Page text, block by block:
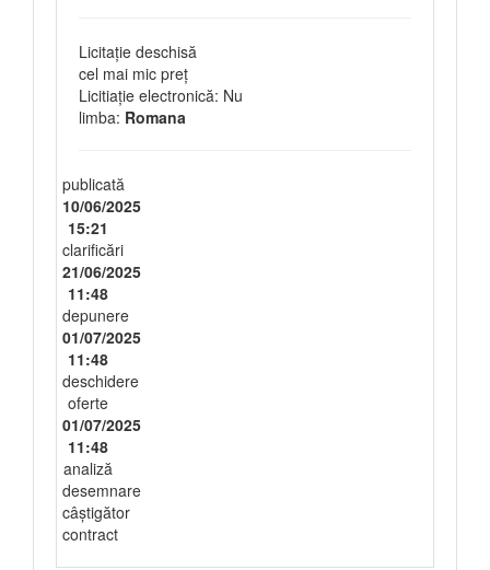
Licitație deschisă
cel mai mic preț
Licitiație electronică: Nu
limba: Romana
publicată
10/06/2025
15:21
clarificări
21/06/2025
11:48
depunere
01/07/2025
11:48
deschidere
oferte
01/07/2025
11:48
analiză
desemnare
câștigător
contract